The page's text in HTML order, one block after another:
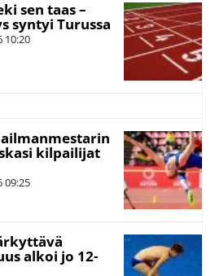
sen taas –
syntyi Turussa
10:20
kilpailijat
09:25
alkoi jo 12-